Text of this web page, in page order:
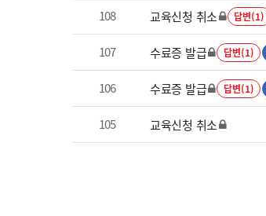
108 교육신청 취소 답변(1)
107 수료증 발급 답변(1)
106 수료증 발급 답변(1)
105 교육신청 취소